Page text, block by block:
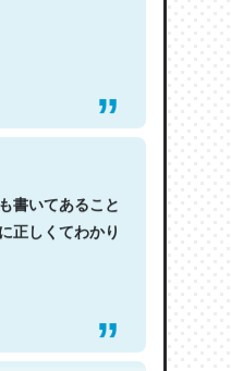
書いてあること
正しくてわかり